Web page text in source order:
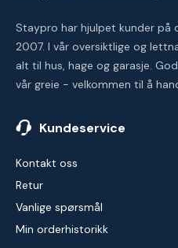
Staypro har hjulpet kunder på
2007. I vår oversiktlige og
alt til hus, hage og garasje.
vår greie - velkommen til å
Kundeservice
Kontakt oss
Retur
Vanlige spørsmål
Min orderhistorikk